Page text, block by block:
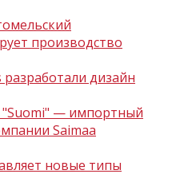
производство
разработали дизайн
"Suomi" — импортный
Saimaa
новые типы